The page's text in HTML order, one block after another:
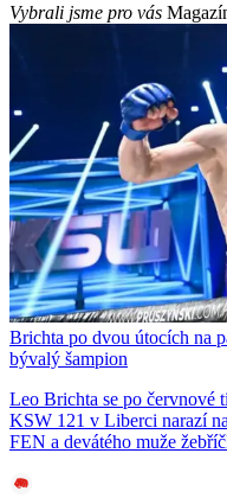
Vybrali jsme pro vás
Brichta po dvou útocích na
bývalý šampion
Leo Brichta se po červnové
KSW 121 v Liberci narazí
FEN a devátého muže